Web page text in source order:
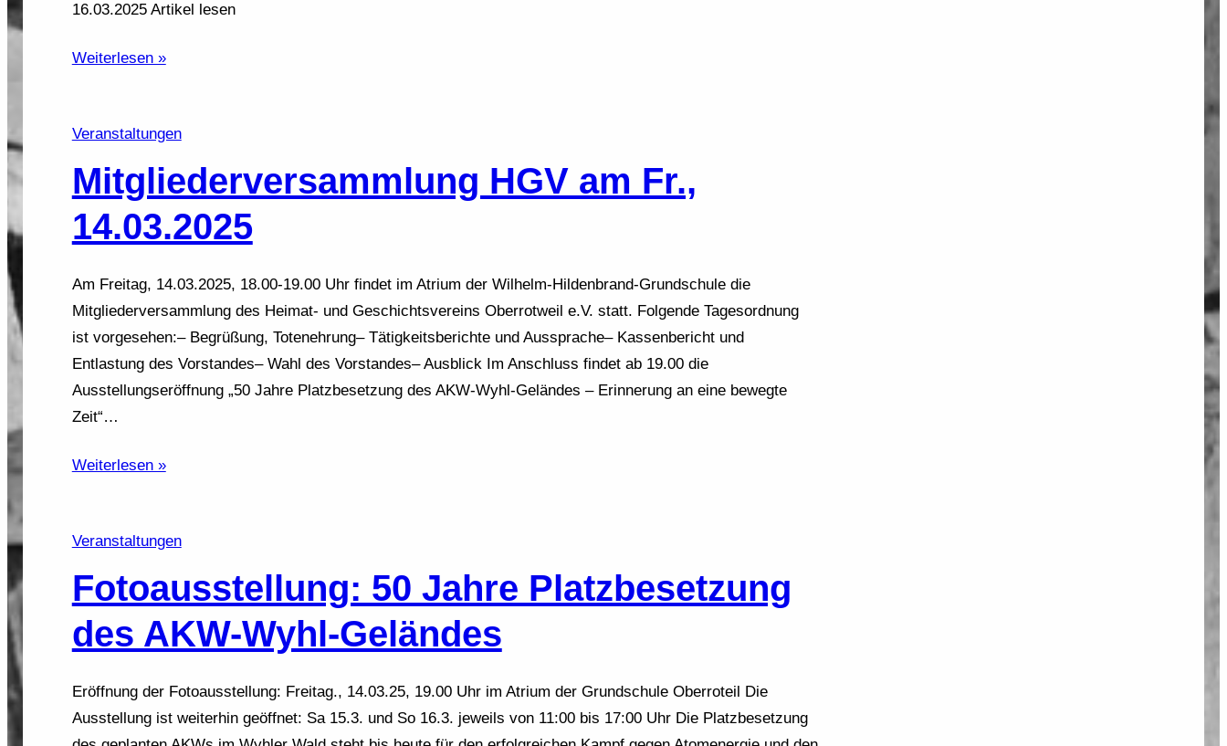
16.03.2025 Artikel lesen
Weiterlesen »
Veranstaltungen
Mitgliederversammlung HGV am Fr.,
14.03.2025
Am Freitag, 14.03.2025, 18.00-19.00 Uhr findet im Atrium der Wilhelm-Hildenbrand-Grundschule die
Mitgliederversammlung des Heimat- und Geschichtsvereins Oberrotweil e.V. statt. Folgende Tagesordnung
ist vorgesehen:– Begrüßung, Totenehrung– Tätigkeitsberichte und Aussprache– Kassenbericht und
Entlastung des Vorstandes– Wahl des Vorstandes– Ausblick Im Anschluss findet ab 19.00 die
Ausstellungseröffnung „50 Jahre Platzbesetzung des AKW-Wyhl-Geländes – Erinnerung an eine bewegte
Zeit“…
Weiterlesen »
Veranstaltungen
Fotoausstellung: 50 Jahre Platzbesetzung
des AKW-Wyhl-Geländes
Eröffnung der Fotoausstellung: Freitag., 14.03.25, 19.00 Uhr im Atrium der Grundschule Oberroteil Die
Ausstellung ist weiterhin geöffnet: Sa 15.3. und So 16.3. jeweils von 11:00 bis 17:00 Uhr Die Platzbesetzung